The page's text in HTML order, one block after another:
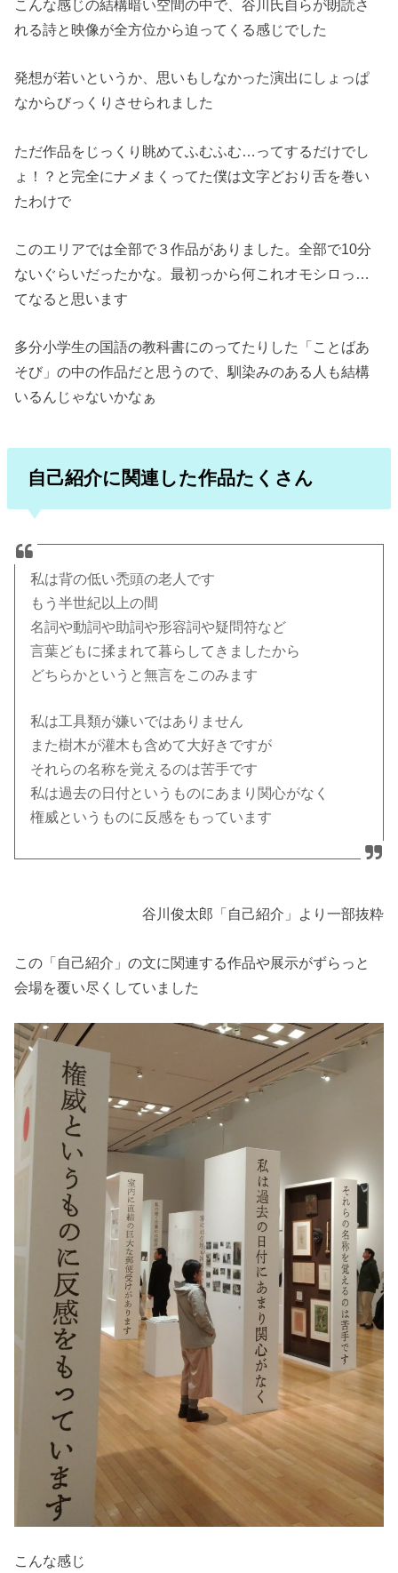
こんな感じの結構暗い空間の中で、谷川氏自らが朗読さ
れる詩と映像が全方位から迫ってくる感じでした
発想が若いというか、思いもしなかった演出にしょっぱ
なからびっくりさせられました
ただ作品をじっくり眺めてふむふむ…ってするだけでし
ょ！？と完全にナメまくってた僕は文字どおり舌を巻い
たわけで
このエリアでは全部で３作品がありました。全部で10分
ないぐらいだったかな。最初っから何これオモシロっ…
てなると思います
多分小学生の国語の教科書にのってたりした「ことばあ
そび」の中の作品だと思うので、馴染みのある人も結構
いるんじゃないかなぁ
自己紹介に関連した作品たくさん
私は背の低い禿頭の老人です
もう半世紀以上の間
名詞や動詞や助詞や形容詞や疑問符など
言葉どもに揉まれて暮らしてきましたから
どちらかというと無言をこのみます
私は工具類が嫌いではありません
また樹木が灌木も含めて大好きですが
それらの名称を覚えるのは苦手です
私は過去の日付というものにあまり関心がなく
権威というものに反感をもっています
谷川俊太郎「自己紹介」より一部抜粋
この「自己紹介」の文に関連する作品や展示がずらっと
会場を覆い尽くしていました
こんな感じ